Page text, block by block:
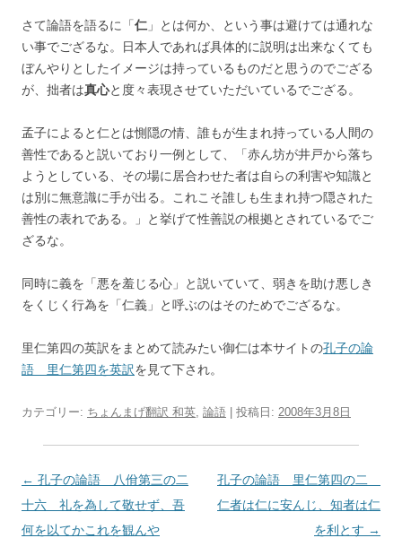
さて論語を語るに「仁 」とは何か、という事は避けては通れな
い事でござるな。日本人であれば具体的に説明は出来なくても
ぼんやりとしたイメージは持っているものだと思うのでござる
が、拙者は真心と度々表現させていただいているでござる。
孟子によると仁とは惻隠の情、誰もが生まれ持っている人間の
善性であると説いており一例として、「赤ん坊が井戸から落ち
ようとしている、その場に居合わせた者は自らの利害や知識と
は別に無意識に手が出る。これこそ誰しも生まれ持つ隠された
善性の表れである。」と挙げて性善説の根拠とされているでご
ざるな。
同時に義を「悪を羞じる心」と説いていて、弱きを助け悪しき
をくじく行為を「仁義」と呼ぶのはそのためでござるな。
里仁第四の英訳をまとめて読みたい御仁は本サイトの孔子の論
語 里仁第四を英訳を見て下され。
カテゴリー: ちょんまげ翻訳 和英, 論語 | 投稿日: 2008年3月8日
投
稿
ナ
← 孔子の論語 八佾第三の二
十六 礼を為して敬せず、吾
何を以てかこれを観んや
孔子の論語 里仁第四の二
仁者は仁に安んじ、知者は仁
を利とす →